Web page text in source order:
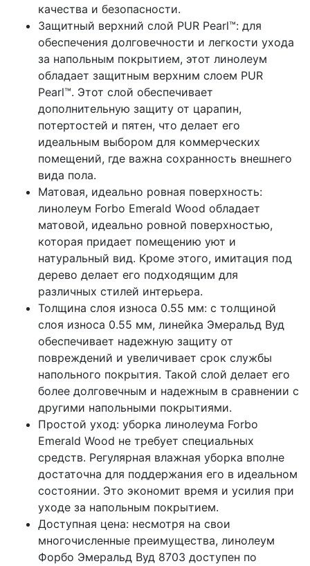
качества и безопасности.
Защитный верхний слой PUR Pearl™: для
обеспечения долговечности и легкости ухода
за напольным покрытием, этот линолеум
обладает защитным верхним слоем PUR
Pearl™. Этот слой обеспечивает
дополнительную защиту от царапин,
потертостей и пятен, что делает его
идеальным выбором для коммерческих
помещений, где важна сохранность внешнего
вида пола.
Матовая, идеально ровная поверхность:
линолеум Forbo Emerald Wood обладает
матовой, идеально ровной поверхностью,
которая придает помещению уют и
натуральный вид. Кроме этого, имитация под
дерево делает его подходящим для
различных стилей интерьера.
Толщина слоя износа 0.55 мм: с толщиной
слоя износа 0.55 мм, линейка Эмеральд Вуд
обеспечивает надежную защиту от
повреждений и увеличивает срок службы
напольного покрытия. Такой слой делает его
более долговечным и надежным в сравнении с
другими напольными покрытиями.
Простой уход: уборка линолеума Forbo
Emerald Wood не требует специальных
средств. Регулярная влажная уборка вполне
достаточна для поддержания его в идеальном
состоянии. Это экономит время и усилия при
уходе за напольным покрытием.
Доступная цена: несмотря на свои
многочисленные преимущества, линолеум
Форбо Эмеральд Вуд 8703 доступен по